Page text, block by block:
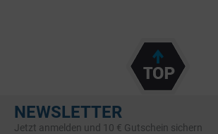
NEWSLETTER
Jetzt anmelden und 10 € Gutschein sichern